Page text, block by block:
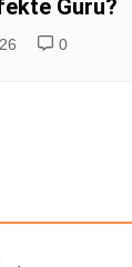
Guru?
0